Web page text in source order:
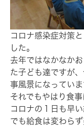
コロナ感染症対策
した。
去年ではなかなか
た子ども達ですが
事風景になっていま
それでもやはり食事
コロナの１日も早い
でも給食は変わらず